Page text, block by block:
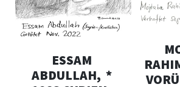
ESSAM
ABDULLAH, *